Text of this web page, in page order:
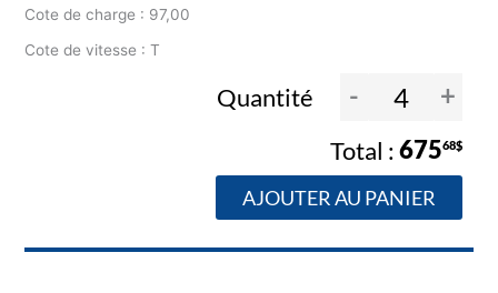
Cote de charge : 97,00
Cote de vitesse : T
Quantité - +
67568$
AJOUTER AU PANIER